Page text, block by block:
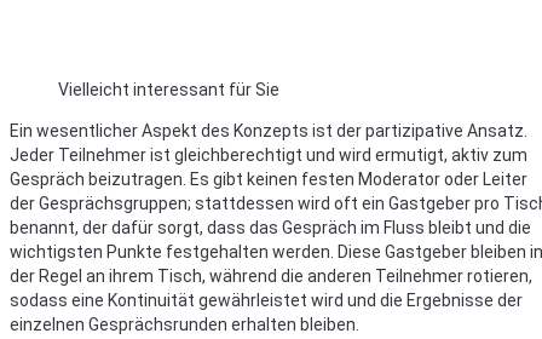
Vielleicht interessant für Sie
Ein wesentlicher Aspekt des Konzepts ist der partizipative Ansatz.
Jeder Teilnehmer ist gleichberechtigt und wird ermutigt, aktiv zum
Gespräch beizutragen. Es gibt keinen festen Moderator oder Leiter
der Gesprächsgruppen; stattdessen wird oft ein Gastgeber pro
benannt, der dafür sorgt, dass das Gespräch im Fluss bleibt und die
wichtigsten Punkte festgehalten werden. Diese Gastgeber bleiben in
der Regel an ihrem Tisch, während die anderen Teilnehmer rotieren,
sodass eine Kontinuität gewährleistet wird und die Ergebnisse der
einzelnen Gesprächsrunden erhalten bleiben.